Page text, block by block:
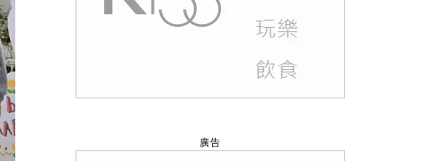
廣告